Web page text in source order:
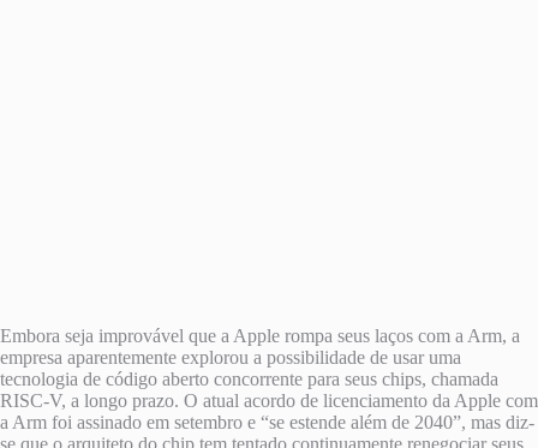
Embora seja improvável que a Apple rompa seus laços com a Arm, a
empresa aparentemente explorou a possibilidade de usar uma
tecnologia de código aberto concorrente para seus chips, chamada
RISC-V, a longo prazo. O atual acordo de licenciamento da Apple com
a Arm foi assinado em setembro e “se estende além de 2040”, mas diz-
se que o arquiteto do chip tem tentado continuamente renegociar seus